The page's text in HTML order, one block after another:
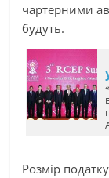
чартерними
будуть.
Розмір